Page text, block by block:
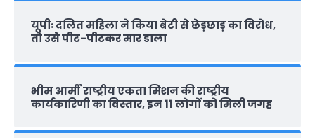
यूपीः दलित महिला ने किया बेटी से छेड़छाड़ का विरोध,
तो उसे पीट-पीटकर मार डाला
भीम आर्मी राष्‍ट्रीय एकता मिशन की राष्‍ट्रीय
कार्यकारिणी का विस्तार, इन 11 लोगों को मिली जगह